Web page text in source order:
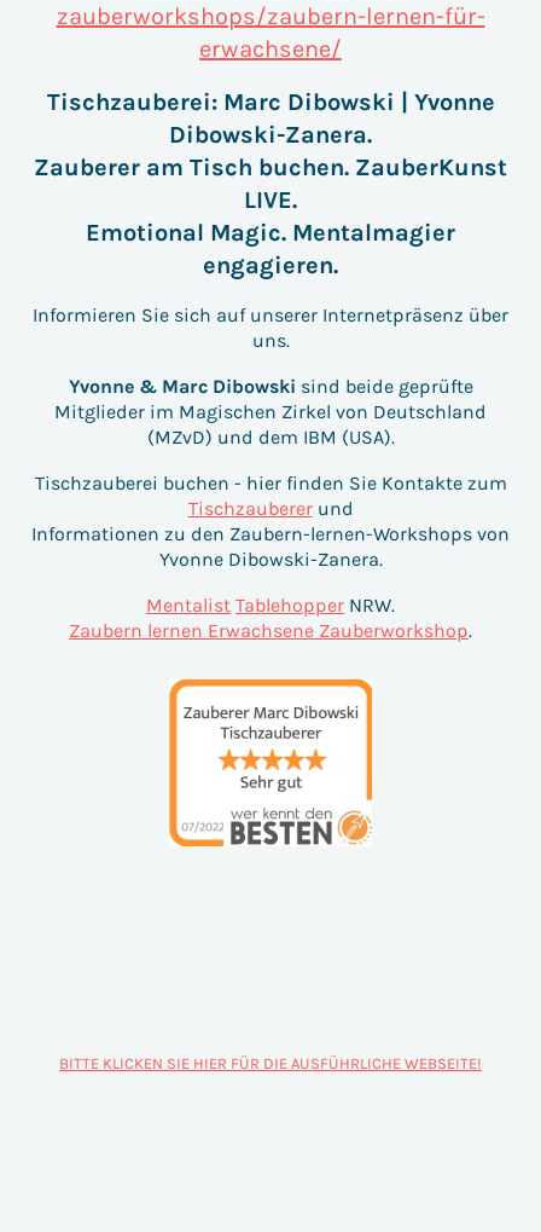
zauberworkshops/zaubern-lernen-für-
erwachsene/
Tischzauberei: Marc Dibowski | Yvonne
Dibowski-Zanera.
Zauberer am Tisch buchen. ZauberKunst
LIVE.
Emotional Magic. Mentalmagier
engagieren.
Informieren Sie sich auf unserer Internetpräsenz über
uns.
Yvonne & Marc Dibowski sind beide geprüfte
Mitglieder im Magischen Zirkel von Deutschland
(MZvD) und dem IBM (USA).
Tischzauberei buchen - hier finden Sie Kontakte zum
Tischzaubererund
Informationen zu den Zaubern-lernen-Workshops von
Yvonne Dibowski-Zanera.
Mentalist Tablehopper NRW.
Zaubern lernen Erwachsene Zauberworkshop.
BITTE KLICKEN SIE HIER FÜR DIE AUSFÜHRLICHE WEBSEITE!